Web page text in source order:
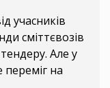
учасників
сміттєвозів
Але у
на